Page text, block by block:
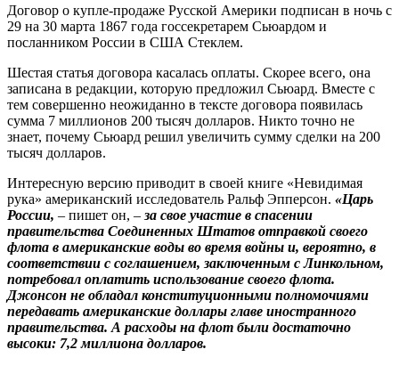
Договор о купле-продаже Русской Америки подписан в ночь с
29 на 30 марта 1867 года госсекретарем Сьюардом и
посланником России в США Стеклем.
Шестая статья договора касалась оплаты. Скорее всего, она
записана в редакции, которую предложил Сьюард. Вместе с
тем совершенно неожиданно в тексте договора появилась
сумма 7 миллионов 200 тысяч долларов. Никто точно не
знает, почему Сьюард решил увеличить сумму сделки на 200
тысяч долларов.
Интересную версию приводит в своей книге «Невидимая
рука» американский исследователь Ральф Эпперсон. «Царь
России, – пишет он, – за свое участие в спасении
правительства Соединенных Штатов отправкой своего
флота в американские воды во время войны и, вероятно, в
соответствии с соглашением, заключенным с Линкольном,
потребовал оплатить использование своего флота.
Джонсон не обладал конституционными полномочиями
передавать американские доллары главе иностранного
правительства. А расходы на флот были достаточно
высоки: 7,2 миллиона долларов.